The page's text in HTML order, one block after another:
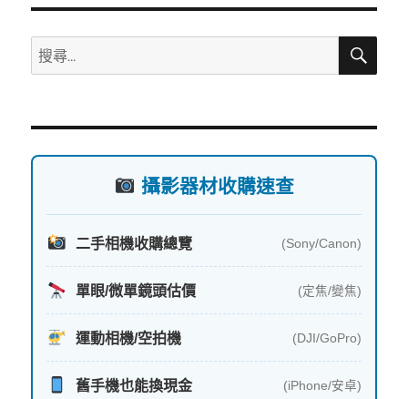
o
o
k
搜
尋
鍵
字:
搜
攝影器材收購速查
二手相機收購總覽 (Sony/Canon)
單眼/微單鏡頭估價 (定焦/變焦)
運動相機/空拍機 (DJI/GoPro)
舊手機也能換現金 (iPhone/安卓)